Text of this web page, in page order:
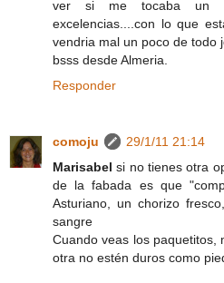
ver si me tocaba un
excelencias....con lo que
vendria mal un poco de todo
bsss desde Almeria.
Responder
comoju
29/1/11 21:14
Marisabel si no tienes otra
de la fabada es que
Asturiano, un chorizo
sangre
Cuando veas los paquetitos,
otra no estén duros como